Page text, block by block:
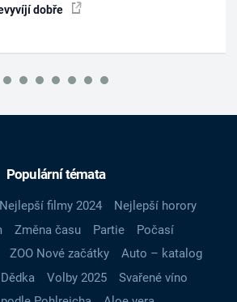
dobře
Populární témata
Nejlepší filmy 2024
Nejlepší horory
Změna času Partie
Počasí
ZOO Nové začátky
Auto – katalog
Volby 2025
Svařené víno